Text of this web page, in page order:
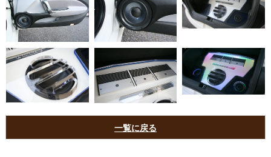
一覧に戻る